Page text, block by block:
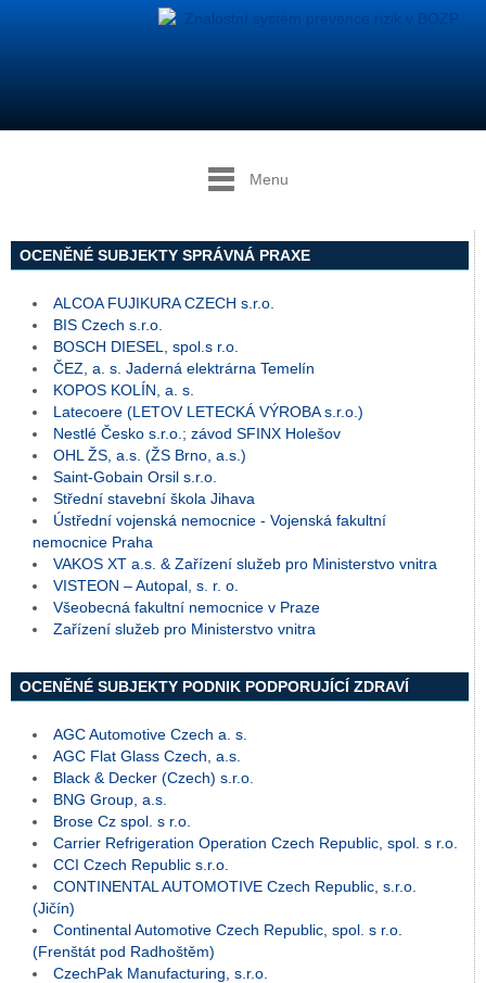
Menu
OCENĚNÉ SUBJEKTY SPRÁVNÁ PRAXE
ALCOA FUJIKURA CZECH s.r.o.
BIS Czech s.r.o.
BOSCH DIESEL, spol.s r.o.
ČEZ, a. s. Jaderná elektrárna Temelín
KOPOS KOLÍN, a. s.
Latecoere (LETOV LETECKÁ VÝROBA s.r.o.)
Nestlé Česko s.r.o.; závod SFINX Holešov
OHL ŽS, a.s. (ŽS Brno, a.s.)
Saint-Gobain Orsil s.r.o.
Střední stavební škola Jihava
Ústřední vojenská nemocnice - Vojenská fakultní
nemocnice Praha
VAKOS XT a.s. & Zařízení služeb pro Ministerstvo vnitra
VISTEON – Autopal, s. r. o.
Všeobecná fakultní nemocnice v Praze
Zařízení služeb pro Ministerstvo vnitra
OCENĚNÉ SUBJEKTY PODNIK PODPORUJÍCÍ ZDRAVÍ
AGC Automotive Czech a. s.
AGC Flat Glass Czech, a.s.
Black & Decker (Czech) s.r.o.
BNG Group, a.s.
Brose Cz spol. s r.o.
Carrier Refrigeration Operation Czech Republic, spol. s r.o.
CCI Czech Republic s.r.o.
CONTINENTAL AUTOMOTIVE Czech Republic, s.r.o.
(Jičín)
Continental Automotive Czech Republic, spol. s r.o.
(Frenštát pod Radhoštěm)
CzechPak Manufacturing, s.r.o.